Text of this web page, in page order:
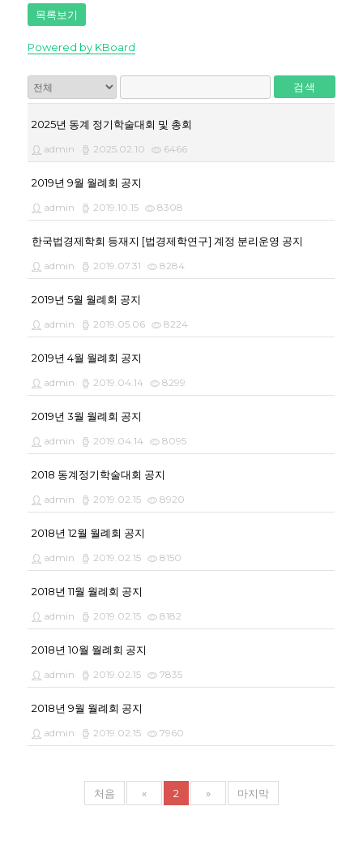
목록보기
Powered by KBoard
검색
2025년 동계 정기학술대회 및 총회
admin 2025.02.10 6466
2019년 9월 월례회 공지
admin 2019.10.15 8308
한국법경제학회 등재지 [법경제학연구] 계정 분리운영 공지
admin 2019.07.31 8284
2019년 5월 월례회 공지
admin 2019.05.06 8224
2019년 4월 월례회 공지
admin 2019.04.14 8299
2019년 3월 월례회 공지
admin 2019.04.14 8095
2018 동계정기학술대회 공지
admin 2019.02.15 8920
2018년 12월 월례회 공지
admin 2019.02.15 8150
2018년 11월 월례회 공지
admin 2019.02.15 8182
2018년 10월 월례회 공지
admin 2019.02.15 7835
2018년 9월 월례회 공지
admin 2019.02.15 7960
처음 « 2 » 마지막